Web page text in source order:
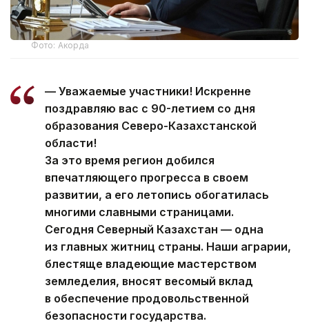
Фото: Акорда
— Уважаемые участники! Искренне
поздравляю вас с 90-летием со дня
образования Северо-Казахстанской
области!
За это время регион добился
впечатляющего прогресса в своем
развитии, а его летопись обогатилась
многими славными страницами.
Сегодня Северный Казахстан — одна
из главных житниц страны. Наши аграрии,
блестяще владеющие мастерством
земледелия, вносят весомый вклад
в обеспечение продовольственной
безопасности государства.